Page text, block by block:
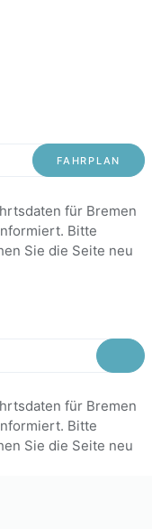
FAHRPLAN
für Bremen
Bitte
Sie die Seite neu
für Bremen
Bitte
Sie die Seite neu